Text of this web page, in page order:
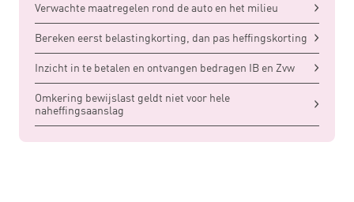
Verwachte maatregelen rond de auto en het milieu
Bereken eerst belastingkorting, dan pas heffingskorting
Inzicht in te betalen en ontvangen bedragen IB en Zvw
Omkering bewijslast geldt niet voor hele
naheffingsaanslag